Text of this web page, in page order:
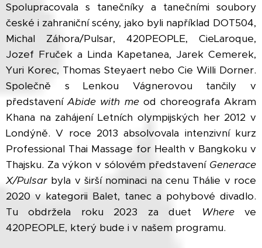
Spolupracovala s tanečníky a tanečními soubory
české i zahraniční scény, jako byli například DOT504,
Michal Záhora/Pulsar, 420PEOPLE, CieLaroque,
Jozef Fruček a Linda Kapetanea, Jarek Cemerek,
Yuri Korec, Thomas Steyaert nebo Cie Willi Dorner.
Společně s Lenkou Vágnerovou tančily v
představeníAbide with meod choreografa Akram
Khana na zahájení Letních olympijských her 2012 v
Londýně. V roce 2013 absolvovala intenzivní kurz
Professional Thai Massage for Health v Bangkoku v
Thajsku. Za výkon v sólovém představení Generace
X/Pulsar byla v širší nominaci na cenu Thálie v roce
2020 v kategorii Balet, tanec a pohybové divadlo.
Tu obdržela roku 2023 za duet
Whereve
420PEOPLE, který bude i v našem programu.